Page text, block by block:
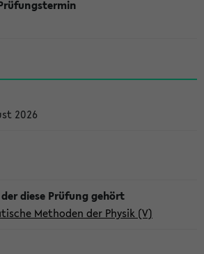
2026
Methoden der Physik (V)